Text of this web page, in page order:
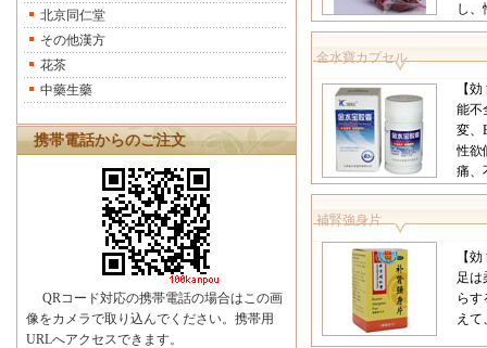
北京同仁堂
その他漢方
花茶
中藥生藥
携帯電話からのご注文
QRコード対応の携帯電話の場合はこの画
像をカメラで取り込んでください。携帯用
URLへアクセスできます。
し、
金水寶カプセル
【
能不
変、
性欲
痛、
補腎強身片
【
足は
ら
え